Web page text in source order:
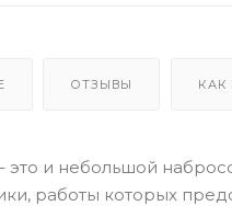
ОТЗЫВЫ КАК
это и небольшой
работы которых